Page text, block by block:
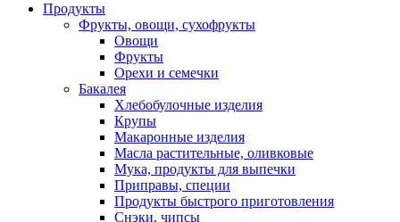
Продукты
Фрукты, овощи, сухофрукты
Овощи
Фрукты
Орехи и семечки
Бакалея
Хлебобулочные изделия
Крупы
Макаронные изделия
Масла растительные, оливковые
Мука, продукты для выпечки
Приправы, специи
Продукты быстрого приготовления
Снэки, чипсы